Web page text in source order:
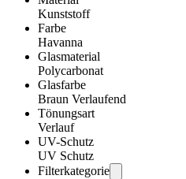
Kunststoff
Farbe
Havanna
Glasmaterial
Polycarbonat
Glasfarbe
Braun Verlaufend
Tönungsart
Verlauf
UV-Schutz
UV Schutz
Filterkategorie